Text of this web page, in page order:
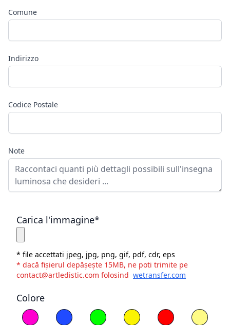
Comune
Indirizzo
Codice Postale
Note
Carica l'immagine*
* file accettati jpeg, jpg, png, gif, pdf, cdr, eps
* dacă fișierul depășește 15MB, ne poti trimite pe
contact@artledistic.com folosind wetransfer.com
Colore
Scegli il colore
Magenta Blu Verde Giallo Rosso
Bianco